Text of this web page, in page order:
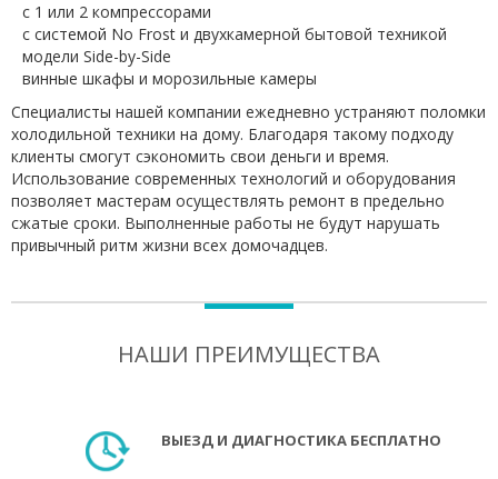
с 1 или 2 компрессорами
с системой No Frost и двухкамерной бытовой техникой
модели Side-by-Side
винные шкафы и морозильные камеры
Специалисты нашей компании ежедневно устраняют поломки
холодильной техники на дому. Благодаря такому подходу
клиенты смогут сэкономить свои деньги и время.
Использование современных технологий и оборудования
позволяет мастерам осуществлять ремонт в предельно
сжатые сроки. Выполненные работы не будут нарушать
привычный ритм жизни всех домочадцев.
НАШИ ПРЕИМУЩЕСТВА
ВЫЕЗД И ДИАГНОСТИКА БЕСПЛАТНО